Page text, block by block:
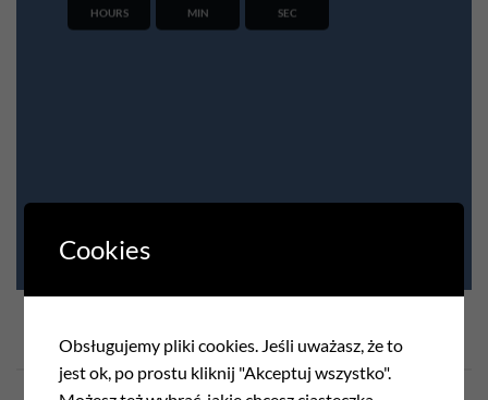
HOURS MIN SEC
COUNTDOWN AS TEXT
Cookies
Obsługujemy pliki cookies. Jeśli uważasz, że to
jest ok, po prostu kliknij "Akceptuj wszystko".